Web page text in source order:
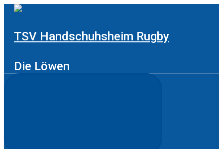
Zum
TSV Handschuhsheim Rugby
Die Löwen